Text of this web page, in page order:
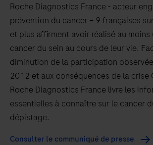
Roche Diagnostics France - acteur
prévention du cancer – 9 françaises
et plus affirment avoir réalisé au
cancer du sein au cours de leur vie.
diminution de la participation
2012 et aux conséquences de la crise
Roche Diagnostics France livre les
essentielles à connaître sur le cancer
dépistage.
Consulter le communiqué de presse